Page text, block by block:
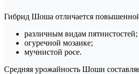
Гибрид Шоша отличается
различным видам пятнистостей;
огуречной мозаике;
мучнистой росе.
Средняя урожайность Шоши